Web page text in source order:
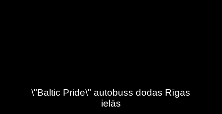
\"Baltic Pride\" autobuss dodas Rīgas
ielās